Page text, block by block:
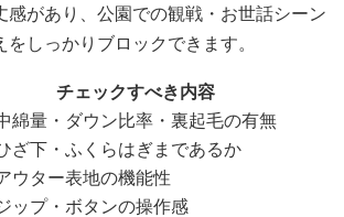
感があり、公園での観戦・お世話シーン
しっかりブロックできます。
チェックすべき内容
綿量・ダウン比率・裏起毛の有無
ざ下・ふくらはぎまであるか
ウター表地の機能性
ップ・ボタンの操作感